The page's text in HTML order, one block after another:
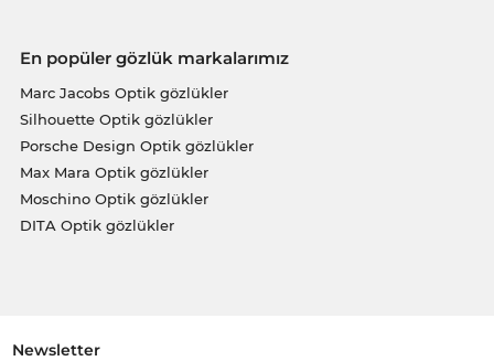
En popüler gözlük markalarımız
Marc Jacobs Optik gözlükler
Silhouette Optik gözlükler
Porsche Design Optik gözlükler
Max Mara Optik gözlükler
Moschino Optik gözlükler
DITA Optik gözlükler
Newsletter